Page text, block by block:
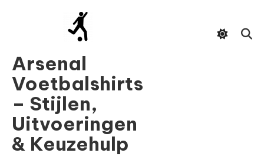
Arsenal
Voetbalshirts
– Stijlen,
Uitvoeringen
& Keuzehulp